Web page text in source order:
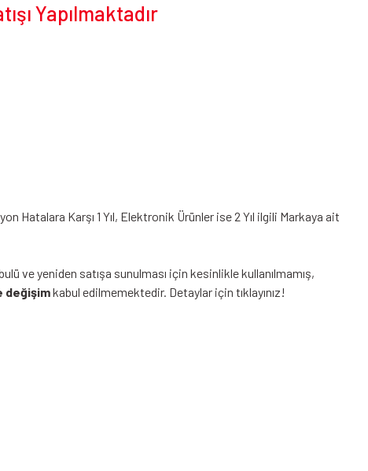
Yapılmaktadır
Karşı 1 Yıl, Elektronik Ürünler ise 2 Yıl ilgili Markaya ait
ve yeniden satışa sunulması için kesinlikle kullanılmamış,
değişimkabul edilmemektedir. Detaylar için tıklayınız!